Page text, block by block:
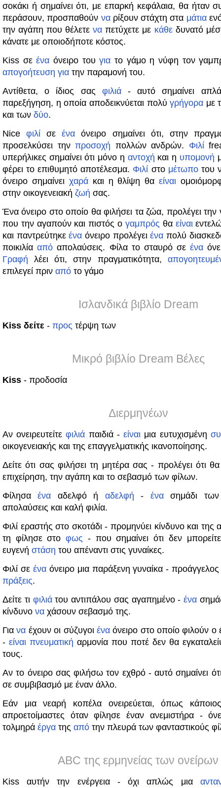
σοκάκι ή σημαίνει ότι, με επαρκή κεφάλαια, θα ήταν
περάσουν, προσπαθούν ναρίξουν στάχτη στα μάτια
την αγάπη που θέλετενα πετύχετε με κάθεδυνατό
κάνατε με οποιοδήποτε κόστος.
Kiss σεένα όνειρο τουγια το γάμο η νύφη τον
απογοήτευση για την παραμονή του.
Αντίθετα, ο ίδιος σας φιλιά- αυτό σημαίνει
παρεξήγηση, η οποία αποδεικνύεται πολύγρήγορα με
και των δύο.
Niceφιλί σεένα όνειρο σημαίνει ότι, στην
προσελκύσει την προσοχή πολλών ανδρών. Φιλί
υπερήλικες σημαίνει ότι μόνο η αντοχή και η υπομονή
φέρει το επιθυμητό αποτέλεσμα. Φιλί στο μέτωποτου
όνειρο σημαίνει χαράκαι η θλίψη θαείναι
στην οικογενειακή ζωή σας.
Ένα όνειρο στο οποίο θα φιλήσει τα ζώα, προλέγει
που την αγαπούν και πιστός ο γαμπρός θα είναι
και παντρεύτηκεένα όνειρο προλέγειένα πολύ
ποικιλίααπό απολαύσεις. Φίλα το σταυρό σεένα
Γραφή λέει ότι, στην πραγματικότητα,
επιλεγεί πριν από το γάμο
Ισλανδικά βιβλίο Dream
Kiss δείτε - προς τέρψη των
Μικρό βιβλίο Dream Βέλες
Kiss - προδοσία
Διερμηνέων
Αν ονειρευτείτεφιλιά παιδιά -είναι μια ευτυχισμένη
οικογενειακής και της επαγγελματικής ικανοποίησης.
Δείτε ότι σας φιλήσει τη μητέρα σας - προλέγει ότι
επιχείρηση, την αγάπη και το σεβασμό των φίλων.
Φίλησαένα αδελφό ή αδελφή - ένασημάδι των
απολαύσεις και καλή φιλία.
Φιλί εραστής στο σκοτάδι - προμηνύει κίνδυνο και της
τη φίλησε στοφως - που σημαίνει ότι δεν
ευγενή στάση του απέναντι στις γυναίκες.
Φιλί σε έναόνειρο μια παράξενη γυναίκα -
πράξεις.
Δείτε τι φιλιάτου αντιπάλου σας αγαπημένο - ένα
κίνδυνο να χάσουν σεβασμό της.
Γιανα έχουν οι σύζυγοι έναόνειρο στο οποίο φιλούν ο
- είναι πνευματική αρμονία που ποτέ δεν θα
τους.
Αν το όνειρο σας φιλήσω τον εχθρό - αυτό σημαίνει
σε συμβιβασμό με έναν άλλο.
Εάν μια νεαρή κοπέλα ονειρεύεται, όπως
απροετοίμαστες όταν φίλησε έναν ανεμιστήρα -
τολμηρά έργα της από την πλευρά των φανταστικούς
ABC της ερμηνείας των ονείρων
Kiss αυτήν την ενέργεια - όχι απλώς μια